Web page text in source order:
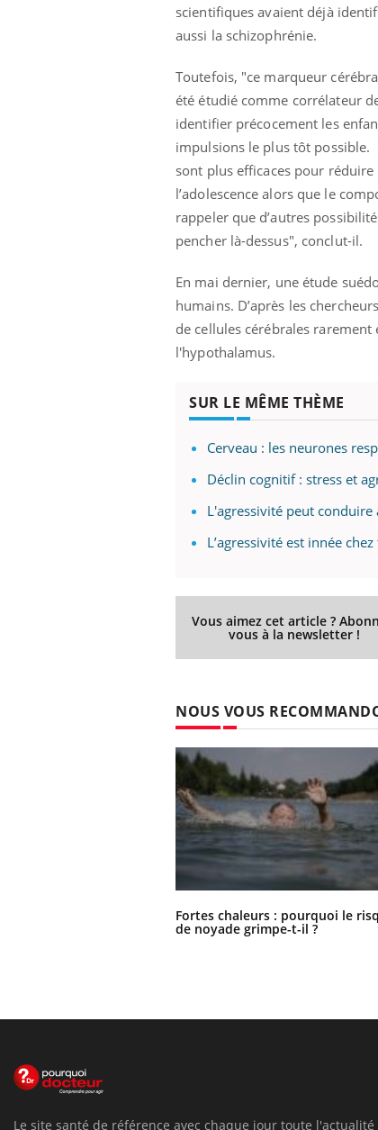
scientifiques avaient déjà
aussi la schizophrénie.
Toutefois, "ce marqueur
été étudié comme corrélateur
identifier précocement les
impulsions le plus tôt possible.
sont plus efficaces pour
l’adolescence alors que le
rappeler que d’autres
pencher là-dessus", conclut-il.
En mai dernier, une étude
humains. D’après les
de cellules cérébrales
l'hypothalamus.
SUR LE MÊME THÈME
Cerveau : les neurones
Déclin cognitif : stress et
L'agressivité peut conduire
L’agressivité est innée
Vous aimez cet article ?
vous à la newsletter !
NOUS VOUS
Fortes chaleurs : pourquoi le
de noyade grimpe-t-il ?
Le site santé de référence avec chaque jour toute l'actualité